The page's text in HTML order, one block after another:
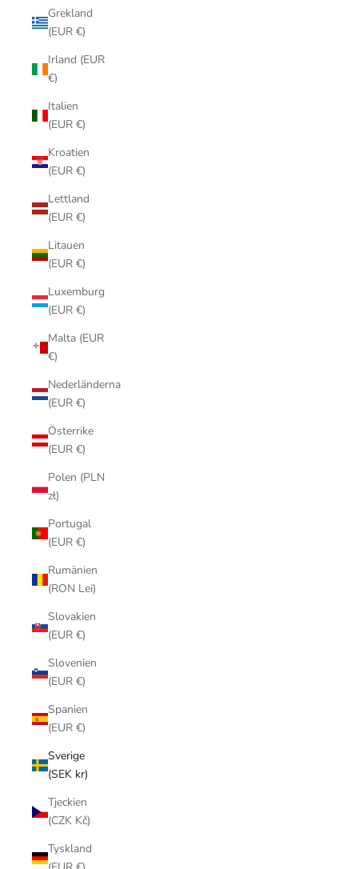
Grekland
(EUR €)
Irland (EUR
€)
Italien
(EUR €)
Kroatien
(EUR €)
Lettland
(EUR €)
Litauen
(EUR €)
Luxemburg
(EUR €)
Malta (EUR
€)
Nederländerna
(EUR €)
Österrike
(EUR €)
Polen (PLN
zł)
Portugal
(EUR €)
Rumänien
(RON Lei)
Slovakien
(EUR €)
Slovenien
(EUR €)
Spanien
(EUR €)
Sverige
(SEK kr)
Tjeckien
(CZK Kč)
Tyskland